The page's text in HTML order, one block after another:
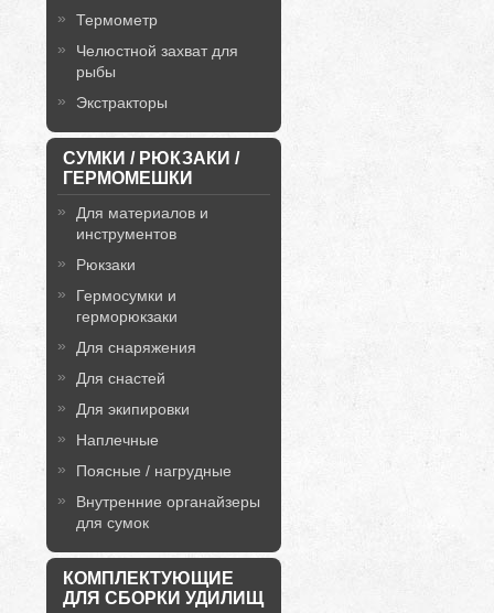
Термометр
Челюстной захват для
рыбы
Экстракторы
СУМКИ / РЮКЗАКИ /
ГЕРМОМЕШКИ
Для материалов и
инструментов
Рюкзаки
Гермосумки и
герморюкзаки
Для снаряжения
Для снастей
Для экипировки
Наплечные
Поясные / нагрудные
Внутренние органайзеры
для сумок
КОМПЛЕКТУЮЩИЕ
ДЛЯ СБОРКИ УДИЛИЩ